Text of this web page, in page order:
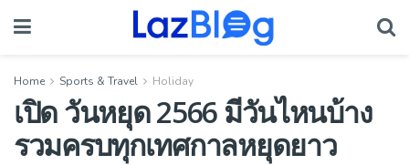
Home Sports & Travel Holiday
เปิด วันหยุด 2566 มีวันไหนบ้าง
รวมครบทุกเทศกาลหยุดยาว